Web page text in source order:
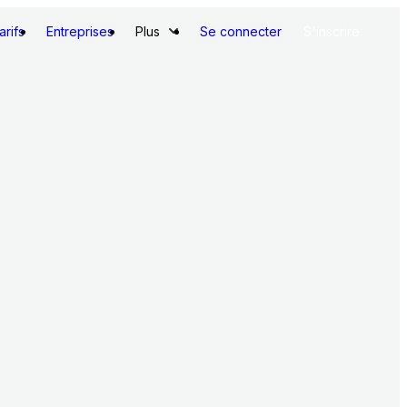
Entreprises Plus Se connecter